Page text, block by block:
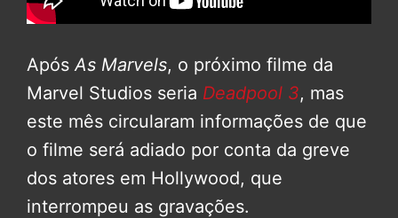
ApósAs Marvels, o próximo filme da
Marvel Studios seria Deadpool 3, mas
este mês circularam informações de que
o filme será adiado por conta da greve
dos atores em Hollywood, que
interrompeu as gravações.